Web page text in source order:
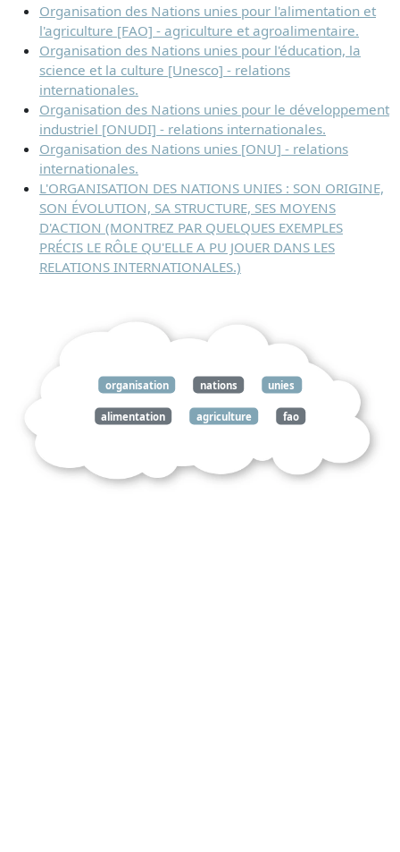
Organisation des Nations unies pour l'alimentation et
l'agriculture [FAO] - agriculture et agroalimentaire.
Organisation des Nations unies pour l'éducation, la
science et la culture [Unesco] - relations
internationales.
Organisation des Nations unies pour le développement
industriel [ONUDI] - relations internationales.
Organisation des Nations unies [ONU] - relations
internationales.
L'ORGANISATION DES NATIONS UNIES : SON ORIGINE,
SON ÉVOLUTION, SA STRUCTURE, SES MOYENS
D'ACTION (MONTREZ PAR QUELQUES EXEMPLES
PRÉCIS LE RÔLE QU'ELLE A PU JOUER DANS LES
RELATIONS INTERNATIONALES.)
organisation nations unies
alimentation agriculture fao